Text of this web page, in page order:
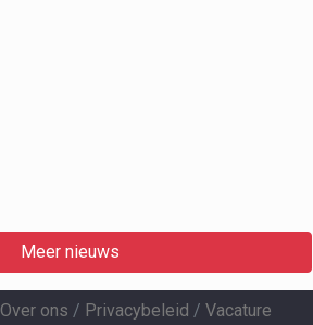
Meer nieuws
Over ons / Privacybeleid / Vacature